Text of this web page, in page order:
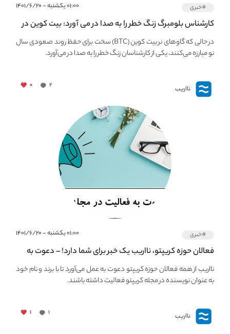
#خبری ۰۱:۰۰ یکشنبه - ۱۴۰۱/۶/۲۰
کارشناس بلومبرگ زنگ خطر را به صدا در می آورد: بیت کوین در
معرض خطر سقوط بزرگ است - دلیل آن چیست؟در حالی که گاوهای نر بیت کوین (BTC) سخت برای حفظ روند صعودی سال
نو مبارزه می‌کنند، یکی از کارشناسان زنگ خطر را به صدا در می‌آورد.
نااریب ۲ ۰
#خبری ۰۱:۰۰ یکشنبه - ۱۴۰۱/۶/۲۰
فعالان حوزه کریپتو، نااریب یک خبر برای شما دارد! – دعوت به
فعالیت در مجله کریپتو
نااریب از همه فعالان حوزه کریپتو دعوت به عمل می‌آورد تا با برند و نام خود
به عنوان نویسنده در مجله کریپتو فعالیت داشته باشند.
نااریب ۱ ۱